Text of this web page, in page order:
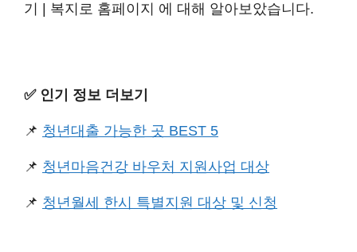
기 | 복지로 홈페이지 에 대해 알아보았습니다.
✅️ 인기 정보 더보기
📌 청년대출 가능한 곳 BEST 5
📌 청년마음건강 바우처 지원사업 대상
📌 청년월세 한시 특별지원 대상 및 신청